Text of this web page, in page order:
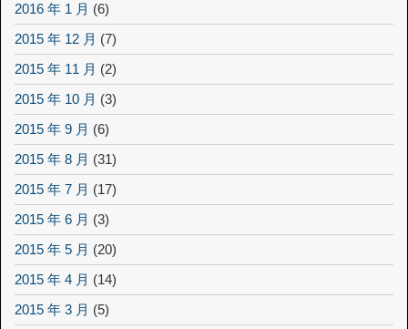
2016 年 1 月 (6)
2015 年 12 月 (7)
2015 年 11 月 (2)
2015 年 10 月 (3)
2015 年 9 月 (6)
2015 年 8 月 (31)
2015 年 7 月 (17)
2015 年 6 月 (3)
2015 年 5 月 (20)
2015 年 4 月 (14)
2015 年 3 月 (5)